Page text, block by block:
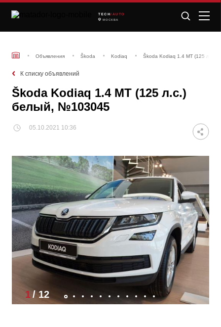
TECH /AUTO
МОСКВА
Объявления Škoda Kodiaq Škoda Kodiaq 1.4 MT (125 л.с.)
К списку объявлений
Škoda Kodiaq 1.4 MT (125 л.с.)
белый, №103045
05.10.2021 10:36
1/12